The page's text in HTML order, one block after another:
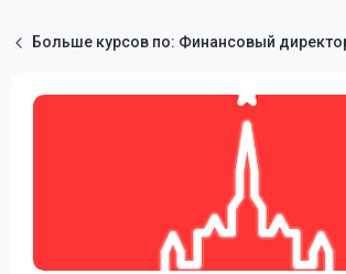
Больше курсов по: Финансовый